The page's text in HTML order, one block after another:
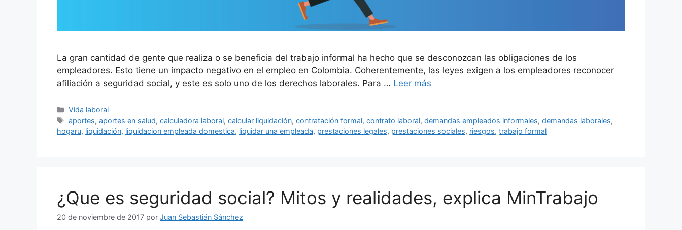
La gran cantidad de gente que realiza o se beneficia del trabajo informal ha hecho que se desconozcan las obligaciones de los
empleadores. Esto tiene un impacto negativo en el empleo en Colombia. Coherentemente, las leyes exigen a los empleadores reconocer
afiliación a seguridad social, y este es solo uno de los derechos laborales. Para … Leer más
Categorías
Vida laboral
Etiquetas
aportes,aportes en salud,calculadora laboral,calcular liquidación,contratación formal,contrato laboral,demandas empleados informales,demandas laborales,
hogaru, liquidación, liquidacion empleada domestica, liquidar una empleada, prestaciones legales, prestaciones sociales, riesgos, trabajo formal
¿Que es seguridad social? Mitos y realidades, explica MinTrabajo
20 de noviembre de 2017 por Juan Sebastián Sánchez